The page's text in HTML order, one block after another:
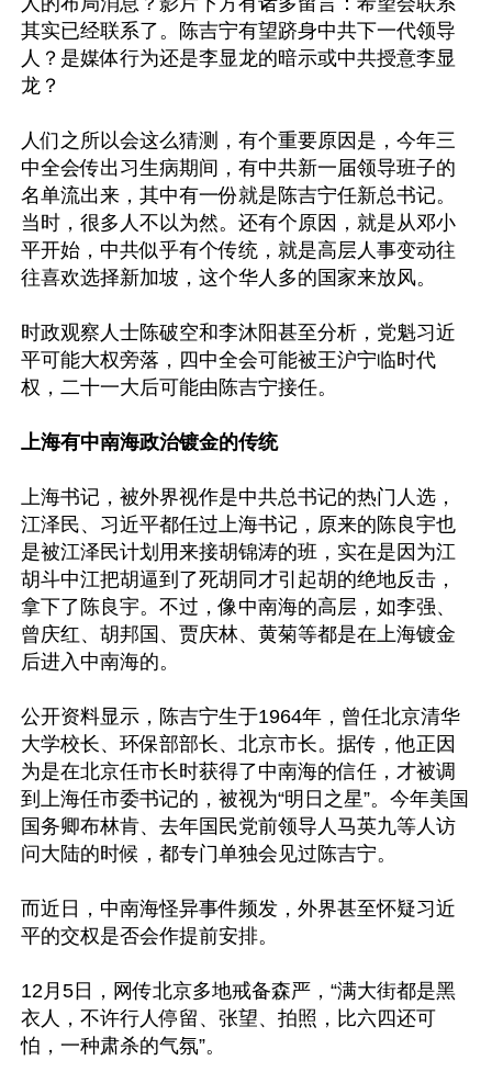
其实已经联系了。陈吉宁有望跻身中共下一代领导
人？是媒体行为还是李显龙的暗示或中共授意李显
龙？
人们之所以会这么猜测，有个重要原因是，今年三
中全会传出习生病期间，有中共新一届领导班子的
名单流出来，其中有一份就是陈吉宁任新总书记。
当时，很多人不以为然。还有个原因，就是从邓小
平开始，中共似乎有个传统，就是高层人事变动往
往喜欢选择新加坡，这个华人多的国家来放风。
时政观察人士陈破空和李沐阳甚至分析，党魁习近
平可能大权旁落，四中全会可能被王沪宁临时代
权，二十一大后可能由陈吉宁接任。
上海有中南海政治镀金的传统
上海书记，被外界视作是中共总书记的热门人选，
江泽民、习近平都任过上海书记，原来的陈良宇也
是被江泽民计划用来接胡锦涛的班，实在是因为江
胡斗中江把胡逼到了死胡同才引起胡的绝地反击，
拿下了陈良宇。不过，像中南海的高层，如李强、
曾庆红、胡邦国、贾庆林、黄菊等都是在上海镀金
后进入中南海的。
公开资料显示，陈吉宁生于1964年，曾任北京清华
大学校长、环保部部长、北京市长。据传，他正因
为是在北京任市长时获得了中南海的信任，才被调
到上海任市委书记的，被视为“明日之星”。今年美国
国务卿布林肯、去年国民党前领导人马英九等人访
问大陆的时候，都专门单独会见过陈吉宁。
而近日，中南海怪异事件频发，外界甚至怀疑习近
平的交权是否会作提前安排。
12月5日，网传北京多地戒备森严，“满大街都是黑
衣人，不许行人停留、张望、拍照，比六四还可
怕，一种肃杀的气氛”。